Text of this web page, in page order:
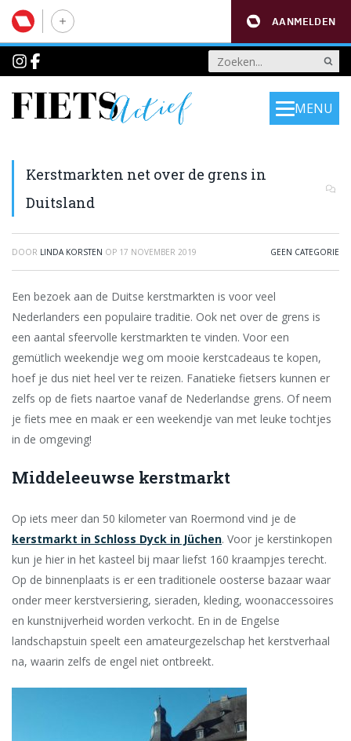
AANMELDEN
MENU
Kerstmarkten net over de grens in
Duitsland
DOOR LINDA KORSTEN OP 17 NOVEMBER 2019 GEEN CATEGORIE
Een bezoek aan de Duitse kerstmarkten is voor veel
Nederlanders een populaire traditie. Ook net over de grens is
een aantal sfeervolle kerstmarkten te vinden. Voor een
gemütlich weekendje weg om mooie kerstcadeaus te kopen,
hoef je dus niet heel ver te reizen. Fanatieke fietsers kunnen er
zelfs op de fiets naartoe vanaf de Nederlandse grens. Of neem
je fiets mee en maak er een weekendje van met leuke tochtjes
in de omgeving!
Middeleeuwse kerstmarkt
Op iets meer dan 50 kilometer van Roermond vind je de
kerstmarkt in Schloss Dyck in Jüchen. Voor je kerstinkopen
kun je hier in het kasteel bij maar liefst 160 kraampjes terecht.
Op de binnenplaats is er een traditionele oosterse bazaar waar
onder meer kerstversiering, sieraden, kleding, woonaccessoires
en kunstnijverheid worden verkocht. En in de Engelse
landschapstuin speelt een amateurgezelschap het kerstverhaal
na, waarin zelfs de engel niet ontbreekt.